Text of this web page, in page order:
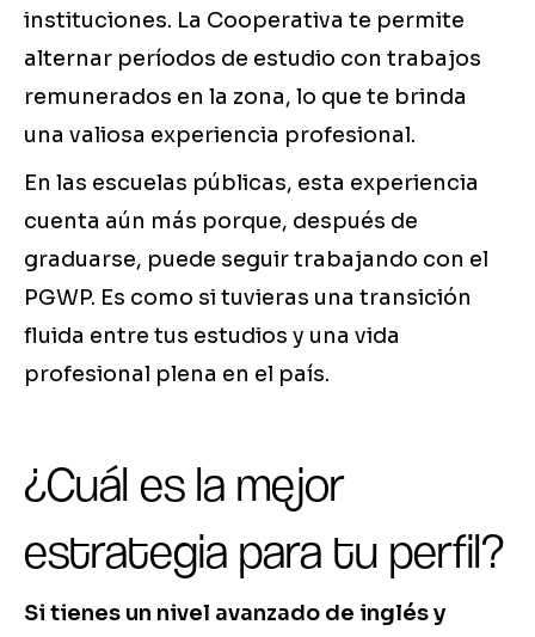
instituciones. La Cooperativa te permite
alternar períodos de estudio con trabajos
remunerados en la zona, lo que te brinda
una valiosa experiencia profesional.
En las escuelas públicas, esta experiencia
cuenta aún más porque, después de
graduarse, puede seguir trabajando con el
PGWP. Es como si tuvieras una transición
fluida entre tus estudios y una vida
profesional plena en el país.
¿Cuál es la mejor
estrategia para tu perfil?
Si tienes un nivel avanzado de inglés y